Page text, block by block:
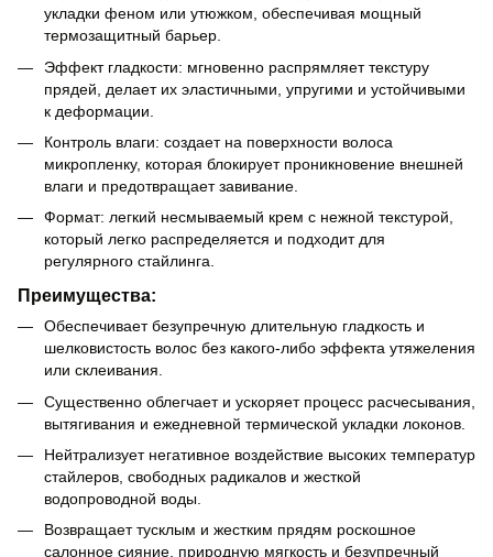
укладки феном или утюжком, обеспечивая мощный
термозащитный барьер.
Эффект гладкости: мгновенно распрямляет текстуру
прядей, делает их эластичными, упругими и устойчивыми
к деформации.
Контроль влаги: создает на поверхности волоса
микропленку, которая блокирует проникновение внешней
влаги и предотвращает завивание.
Формат: легкий несмываемый крем с нежной текстурой,
который легко распределяется и подходит для
регулярного стайлинга.
Преимущества:
Обеспечивает безупречную длительную гладкость и
шелковистость волос без какого-либо эффекта утяжеления
или склеивания.
Существенно облегчает и ускоряет процесс расчесывания,
вытягивания и ежедневной термической укладки локонов.
Нейтрализует негативное воздействие высоких температур
стайлеров, свободных радикалов и жесткой
водопроводной воды.
Возвращает тусклым и жестким прядям роскошное
салонное сияние, природную мягкость и безупречный